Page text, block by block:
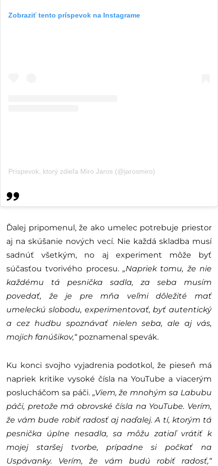
Zobraziť tento príspevok na Instagrame
Príspevok, ktorý zdieľa Miro Jaros (@jarosmiro)
Ďalej pripomenul, že ako umelec potrebuje priestor
aj na skúšanie nových vecí. Nie každá skladba musí
sadnúť všetkým, no aj experiment môže byť
súčasťou tvorivého procesu. „Napriek tomu, že nie
každému tá pesnička sadla, za seba musím
povedať, že je pre mňa veľmi dôležité mať
umeleckú slobodu, experimentovať, byť autentický
a cez hudbu spoznávať nielen seba, ale aj vás,
mojich fanúšikov,“ poznamenal spevák.
Ku konci svojho vyjadrenia podotkol, že pieseň má
napriek kritike vysoké čísla na YouTube a viacerým
poslucháčom sa páči. „Viem, že mnohým sa Labubu
páči, pretože má obrovské čísla na YouTube. Verím,
že vám bude robiť radosť aj naďalej. A tí, ktorým tá
pesnička úplne nesadla, sa môžu zatiaľ vrátiť k
mojej staršej tvorbe, prípadne si počkať na
Uspávanky. Verím, že vám budú robiť radosť,“